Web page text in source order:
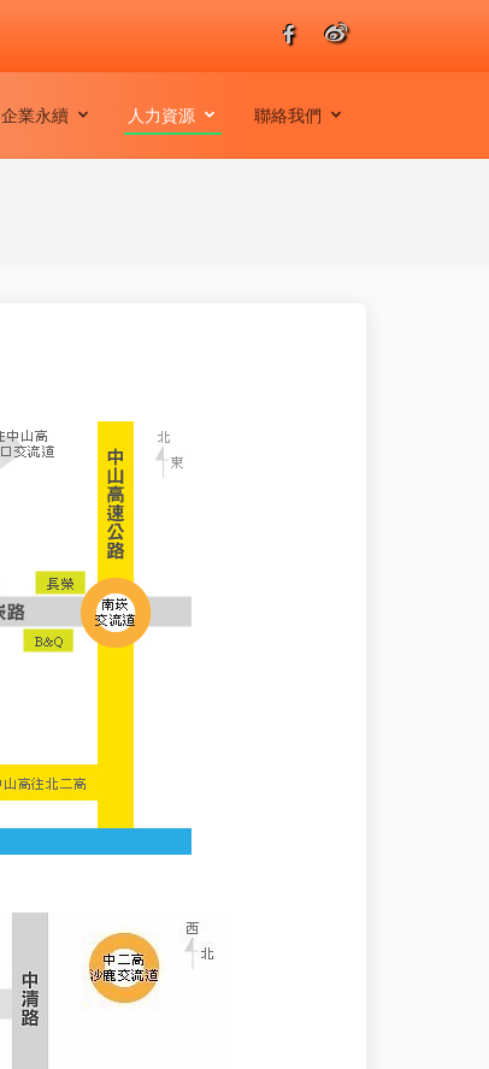
企業永續 人力資源 聯絡我們